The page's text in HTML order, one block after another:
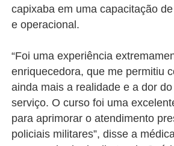
capixaba em uma capacitação
e operacional.
“Foi uma experiência
enriquecedora, que me permitiu
ainda mais a realidade e a dor
serviço. O curso foi uma
para aprimorar o atendimento
policiais militares”, disse a